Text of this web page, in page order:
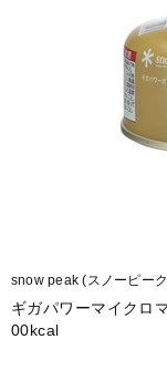
snow peak (スノーピー
ギガパワーマイクロ
00kcal